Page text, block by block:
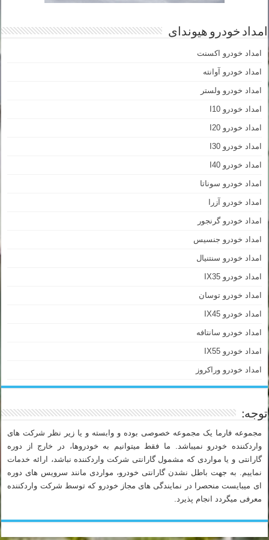
امداد خودرو هیوندای
امداد خودرو اکسنت
امداد خودرو آوانته
امداد خودرو ولستر
امداد خودرو I10
امداد خودرو I20
امداد خودرو I30
امداد خودرو I40
امداد خودرو سوناتا
امداد خودرو آزرا
امداد خودرو گرنجور
امداد خودرو جنسیس
امداد خودرو سنتنیال
امداد خودرو IX35
امداد خودرو توسان
امداد خودرو IX45
امداد خودرو سانتافه
امداد خودرو IX55
امداد خودرو وراکروز
توجه:
مجموعه فارما یک مجموعه خصوصی بوده و وابسته و یا زیر نظر شرکت های
واردکننده خودرو نمیباشد. ما فقط میتوانیم به خودروها، در خارج از دوره
گارانتی و یا مواردی که مشمول گارانتی شرکت واردکننده نباشد، ارائه خدمات
نماییم. به جهت باطل نشدن گارانتی خودرو، مواردی مانند سرویس های دوره
ای میبایست منحصرا در نمایندگی های مجاز خودرو که توسط شرکت واردکننده
معرفی میگردد انجام پذیرد.